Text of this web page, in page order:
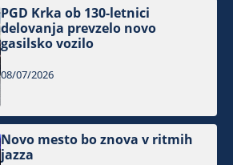
PGD Krka ob 130-letnici
delovanja prevzelo novo
gasilsko vozilo
08/07/2026
Novo mesto bo znova v ritmih
jazza